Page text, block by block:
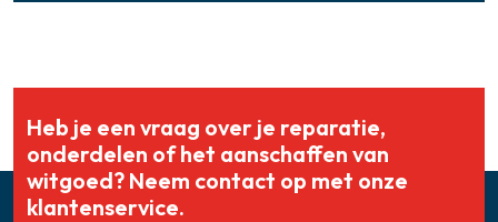
Heb je een vraag over je reparatie,
onderdelen of het aanschaffen van
witgoed? Neem contact op met onze
klantenservice.